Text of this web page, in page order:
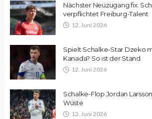
Nächster Neuzugang fix:
verpflichtet Freiburg-Talent
12. Juni 2026
Spielt Schalke-Star Dzeko
Kanada? So ist der Stand
12. Juni 2026
Schalke-Flop Jordan
Wüste
12. Juni 2026